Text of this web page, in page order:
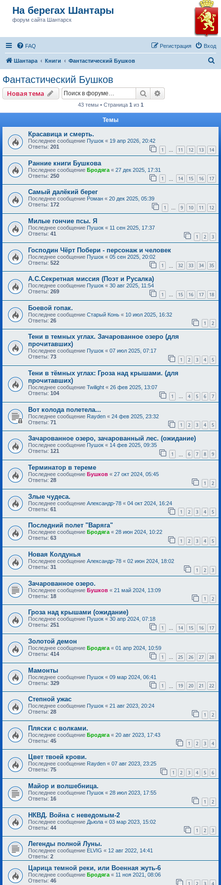
На берегах Шантары
форум сайта Шантарск
FAQ Вход
Регистрация
Шантара Книги Фантастический Бушков
Фантастический Бушков
Новая тема Поиск
43 темы • Страница 1 из 1
Темы
Красавица и смерть.
Последнее сообщение Пушок « 19 апр 2026, 20:42
Ответы: 201 1 … 11 12 13 14
Ранние книги Бушкова
Последнее сообщение Бродяга « 27 дек 2025, 17:31
Ответы: 250 1 14 15 16 17
Самый далёкий берег
Последнее сообщение Роман « 20 дек 2025, 05:39
Ответы: 172 1 … 9 10 11 12
Милые гончие псы. Я
Последнее сообщение Пушок « 11 сен 2025, 17:37
Ответы: 41 1 2 3
Господин Чёрт Побери - персонаж и человек
Последнее сообщение Пушок « 05 сен 2025, 20:02
Ответы: 522 1 32 33 34 35
А.С.Секретная миссия (Поэт и Русалка)
Последнее сообщение Пушок « 30 авг 2025, 11:54
Ответы: 269 1 … 15 16 17 18
Боевой гопак.
Последнее сообщение Старый Конь « 10 июл 2025, 16:32
Ответы: 26 1 2
Тени в темных углах. Зачарованное озеро (для
прочитавших)
Последнее сообщение Пушок « 07 июл 2025, 07:17
Ответы: 73 1 2 3 4 5
Тени в тёмных углах: Гроза над крышами. (для
прочитавших)
Последнее сообщение Twilight « 26 фев 2025, 13:07
Ответы: 104 1 … 4 5 6 7
Вот колода полетела...
Последнее сообщение Rayden « 24 фев 2025, 23:32
Ответы: 71 1 2 3 4 5
Зачарованное озеро, зачарованный лес. (ожидание)
Последнее сообщение Пушок « 14 фев 2025, 09:35
Ответы: 121 1 6 7 8 9
Терминатор в тереме
Последнее сообщение Бушков « 27 окт 2024, 05:45
Ответы: 28 1 2
Злые чудеса.
Последнее сообщение Александр-78 « 04 окт 2024, 16:24
Ответы: 61 1 2 3 4 5
Последний полет "Варяга"
Последнее сообщение Бродяга « 28 июн 2024, 10:22
Ответы: 63 1 2 3 4 5
Новая Колдунья
Последнее сообщение Александр-78 « 02 июн 2024, 18:02
Ответы: 31 1 2 3
Зачарованное озеро.
Последнее сообщение Бушков « 21 май 2024, 13:09
Ответы: 18 1 2
Гроза над крышами (ожидание)
Последнее сообщение Пушок « 30 апр 2024, 07:18
Ответы: 251 1 … 14 15 16 17
Золотой демон
Последнее сообщение Бродяга « 01 апр 2024, 10:59
Ответы: 414 1 25 26 27 28
Мамонты
Последнее сообщение Пушок « 09 мар 2024, 06:41
Ответы: 329 1 19 20 21 22
Степной ужас
Последнее сообщение Пушок « 21 авг 2023, 20:24
Ответы: 28 1 2
Пляски с волками.
Последнее сообщение Бродяга « 20 авг 2023, 17:43
Ответы: 45 1 2 3 4
Цвет твоей крови.
Последнее сообщение Rayden « 07 авг 2023, 23:25
Ответы: 75 1 2 3 4 5 6
Майор и волшебница.
Последнее сообщение Пушок « 28 июл 2023, 17:55
Ответы: 16 1 2
НКВД. Война с неведомым-2
Последнее сообщение Дьюла « 03 мар 2023, 15:02
Ответы: 44 1 2 3
Легенды полной Луны.
Последнее сообщение ELVIG « 12 авг 2022, 14:41
Ответы: 2
Царица темной реки, или Военная жуть-6
Последнее сообщение Бродяга « 11 ноя 2021, 08:06
Ответы: 46